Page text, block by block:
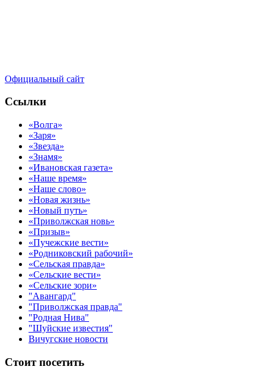
Официальный сайт
Ссылки
«Волга»
«Заря»
«Звезда»
«Знамя»
«Ивановская газета»
«Наше время»
«Наше слово»
«Новая жизнь»
«Новый путь»
«Приволжская новь»
«Призыв»
«Пучежские вести»
«Родниковский рабочий»
«Сельская правда»
«Сельские вести»
«Сельские зори»
"Авангард"
"Приволжская правда"
"Родная Нива"
"Шуйские известия"
Вичугские новости
Стоит посетить